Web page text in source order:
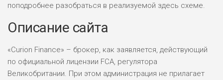
поподробнее разобраться в реализуемой здесь схеме.
Описание сайта
«Curion Finance» – брокер, как заявляется, действующий
по официальной лицензии FCA, регулятора
Великобритании. При этом администрация не прилагает